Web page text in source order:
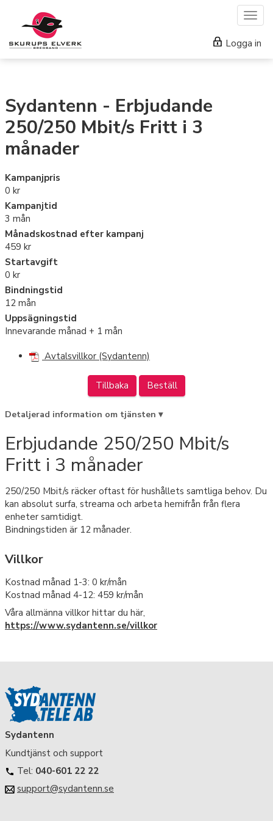
Logga in
Sydantenn - Erbjudande
250/250 Mbit/s Fritt i 3
månader
Kampanjpris
0 kr
Kampanjtid
3 mån
Månadskostnad efter kampanj
459 kr
Startavgift
0 kr
Bindningstid
12 mån
Uppsägningstid
Innevarande månad + 1 mån
Avtalsvillkor (Sydantenn)
Tillbaka Beställ
Detaljerad information om tjänsten ▾
Erbjudande 250/250 Mbit/s
Fritt i 3 månader
250/250 Mbit/s räcker oftast för hushållets samtliga behov. Du
kan absolut surfa, streama och arbeta hemifrån från flera
enheter samtidigt.
Bindningstiden är 12 månader.
Villkor
Kostnad månad 1-3: 0 kr/mån
Kostnad månad 4-12: 459 kr/mån
Våra allmänna villkor hittar du här,
https://www.sydantenn.se/villkor
Sydantenn
Kundtjänst och support
Tel: 040-601 22 22
support@sydantenn.se